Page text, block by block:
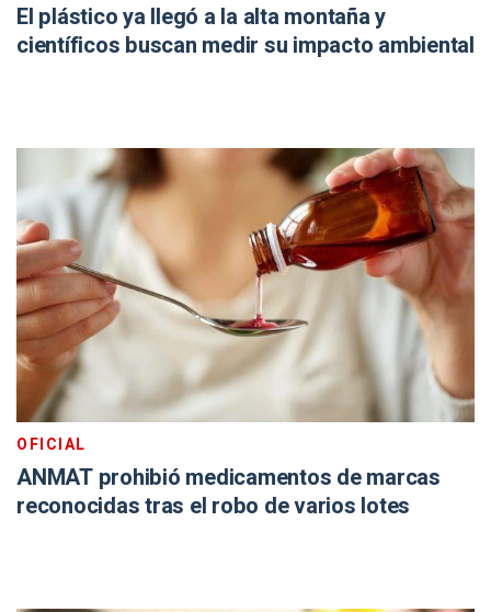
El plástico ya llegó a la alta montaña y
científicos buscan medir su impacto ambiental
OFICIAL
ANMAT prohibió medicamentos de marcas
reconocidas tras el robo de varios lotes